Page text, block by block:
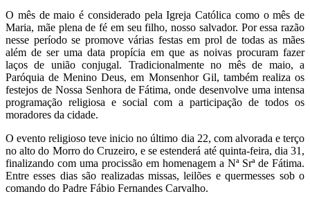
O mês de maio é considerado pela Igreja Católica como o mês de
Maria, mãe plena de fé em seu filho, nosso salvador. Por essa razão
nesse período se promove várias festas em prol de todas as mães
além de ser uma data propícia em que as noivas procuram fazer
laços de união conjugal. Tradicionalmente no mês de maio, a
Paróquia de Menino Deus, em Monsenhor Gil, também realiza os
festejos de Nossa Senhora de Fátima, onde desenvolve uma intensa
programação religiosa e social com a participação de todos os
moradores da cidade.
O evento religioso teve inicio no último dia 22, com alvorada e terço
no alto do Morro do Cruzeiro, e se estenderá até quinta-feira, dia 31,
finalizando com uma procissão em homenagem a Nª Srª de Fátima.
Entre esses dias são realizadas missas, leilões e quermesses sob o
comando do Padre Fábio Fernandes Carvalho.